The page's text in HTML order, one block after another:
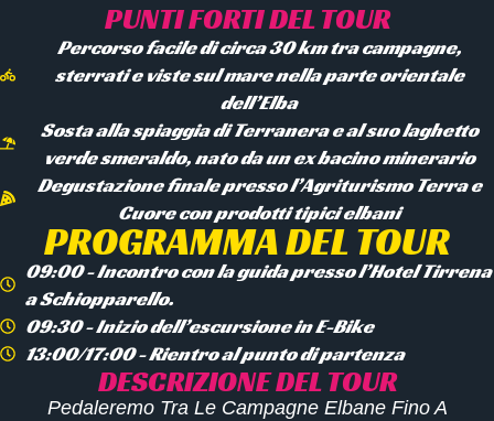
PUNTI FORTI DEL TOUR
Percorso facile di circa 30 km tra campagne,
sterrati e viste sul mare nella parte orientale
dell’Elba
Sosta alla spiaggia di Terranera e al suo laghetto
verde smeraldo, nato da un ex bacino minerario
Degustazione finale presso l’Agriturismo Terra e
Cuore con prodotti tipici elbani
PROGRAMMA DEL TOUR
09:00 - Incontro con la guida presso l’Hotel Tirrena
a Schiopparello.
09:30 - Inizio dell’escursione in E-Bike
13:00/17:00 - Rientro al punto di partenza
DESCRIZIONE DEL TOUR
Pedaleremo Tra Le Campagne ElbaneFino A